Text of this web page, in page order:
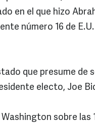
en el que hizo
número 16 de
que presume de
electo, Joe
sobre las